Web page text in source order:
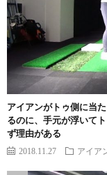
アイアンがトゥ側に当
るのに、手元が浮いて
ず理由がある
2018.11.27 アイア